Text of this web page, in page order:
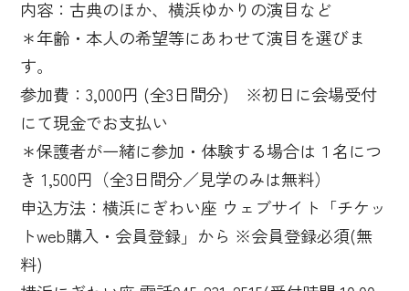
内容：古典のほか、横浜ゆかりの演目など
＊年齢・本人の希望等にあわせて演目を選びま
す。
参加費：3,000円 (全3日間分) ※初日に会場受付
にて現金でお支払い
＊保護者が一緒に参加・体験する場合は１名につ
き 1,500円（全3日間分／見学のみは無料）
申込方法：横浜にぎわい座 ウェブサイト「チケッ
トweb購入・会員登録」から ※会員登録必須(無
料)